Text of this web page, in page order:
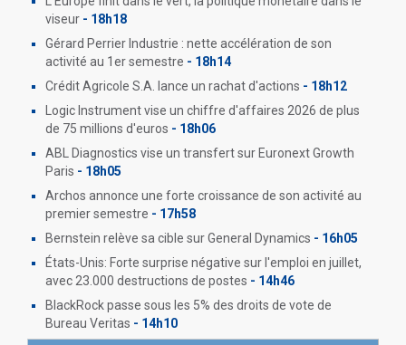
viseur - 18h18
Gérard Perrier Industrie : nette accélération de son
activité au 1er semestre - 18h14
Crédit Agricole S.A. lance un rachat d'actions - 18h12
Logic Instrument vise un chiffre d'affaires 2026 de plus
de 75 millions d'euros - 18h06
ABL Diagnostics vise un transfert sur Euronext Growth
Paris - 18h05
Archos annonce une forte croissance de son activité au
premier semestre - 17h58
Bernstein relève sa cible sur General Dynamics - 16h05
États-Unis: Forte surprise négative sur l'emploi en juillet,
avec 23.000 destructions de postes - 14h46
BlackRock passe sous les 5% des droits de vote de
Bureau Veritas - 14h10